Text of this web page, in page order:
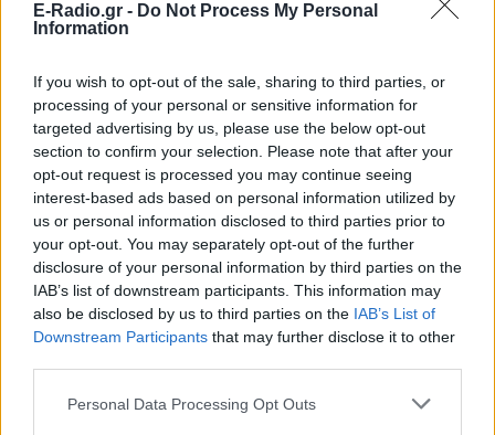
E-Radio.gr - Do Not Process My Personal
Information
If you wish to opt-out of the sale, sharing to third parties, or
processing of your personal or sensitive information for
targeted advertising by us, please use the below opt-out
section to confirm your selection. Please note that after your
opt-out request is processed you may continue seeing
interest-based ads based on personal information utilized by
us or personal information disclosed to third parties prior to
your opt-out. You may separately opt-out of the further
disclosure of your personal information by third parties on the
IAB’s list of downstream participants. This information may
also be disclosed by us to third parties on the IAB’s List of
Downstream Participants that may further disclose it to other
Personal Data Processing Opt Outs